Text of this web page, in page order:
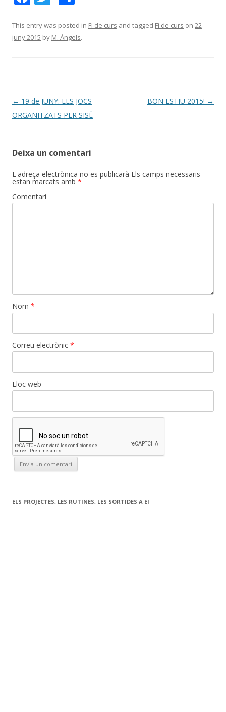
e
b
k
itt
er
m
p
ix
This entry was posted in Fi de curs and tagged Fi de curs on 22
juny 2015 by M. Àngels.
Post
navigation
← 19 de JUNY: ELS JOCS
ORGANITZATS PER SISÈ
BON ESTIU 2015! →
Deixa un comentari
L'adreça electrònica no es publicarà Els camps necessaris
estan marcats amb *
Comentari
Nom *
Correu electrònic *
Lloc web
ELS PROJECTES, LES RUTINES, LES SORTIDES A EI